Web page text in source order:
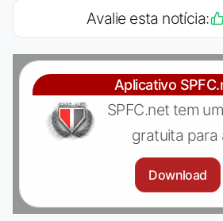
Avalie esta notícia:
Aplicativo
SPFC.net tem
gratuita para
Download